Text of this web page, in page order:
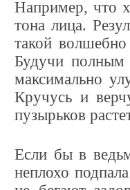
Например, что
тона лица.
такой
Будучи полным
максимально
Кручусь и
пузырьков
Если бы в
неплохо